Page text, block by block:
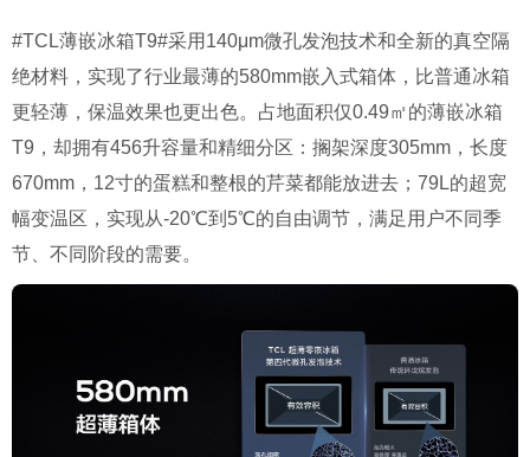
#TCL薄嵌冰箱T9#采用140μm微孔发泡技术和全新的真空隔
绝材料，实现了行业最薄的580mm嵌入式箱体，比普通冰箱
更轻薄，保温效果也更出色。占地面积仅0.49㎡的薄嵌冰箱
T9，却拥有456升容量和精细分区：搁架深度305mm，长度
670mm，12寸的蛋糕和整根的芹菜都能放进去；79L的超宽
幅变温区，实现从-20℃到5℃的自由调节，满足用户不同季
节、不同阶段的需要。